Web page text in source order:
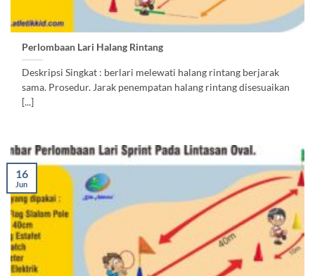
Perlombaan Lari Halang Rintang
Deskripsi Singkat : berlari melewati halang rintang berjarak
sama. Prosedur. Jarak penempatan halang rintang disesuaikan
[...]
16
Jun